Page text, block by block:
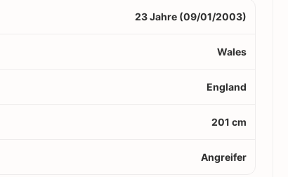
23 Jahre (09/01/2003)
Wales
England
201 cm
Angreifer